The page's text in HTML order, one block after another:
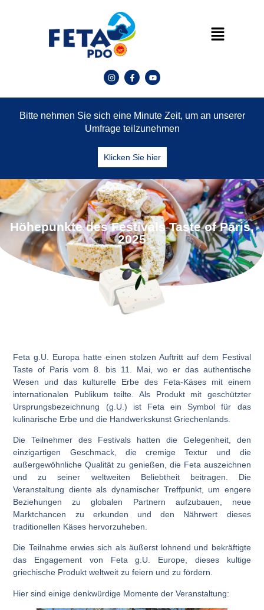
Bitte nehmen Sie sich eine Minute Zeit, um an unserer
Umfrage teilzunehmen
Klicken Sie hier
Höhepunkte des Festivals Taste of Paris,
2025
Feta g.U. Europa hatte einen stolzen Auftritt auf dem Festival
Taste of Paris vom 8. bis 11. Mai, wo er das authentische
Wesen und das kulturelle Erbe des Feta-Käses mit einem
internationalen Publikum teilte. Als Produkt mit geschützter
Ursprungsbezeichnung (g.U.) ist Feta ein Symbol für das
kulinarische Erbe und die Handwerkskunst Griechenlands.
Die Teilnehmer des Festivals hatten die Gelegenheit, den
einzigartigen Geschmack, die cremige Textur und die
außergewöhnliche Qualität zu genießen, die Feta auszeichnen
und zu seiner weltweiten Beliebtheit beitragen. Die
Veranstaltung diente als dynamischer Treffpunkt, um engere
Beziehungen zu globalen Partnern aufzubauen, neue
Marktchancen zu erkunden und den Nährwert dieses
traditionellen Käses hervorzuheben.
Die Teilnahme erwies sich als äußerst lohnend und bekräftigte
das Engagement von Feta g.U. Europe, dieses kultige
griechische Produkt weltweit zu feiern und zu fördern.
Hier sind einige denkwürdige Momente der Veranstaltung: